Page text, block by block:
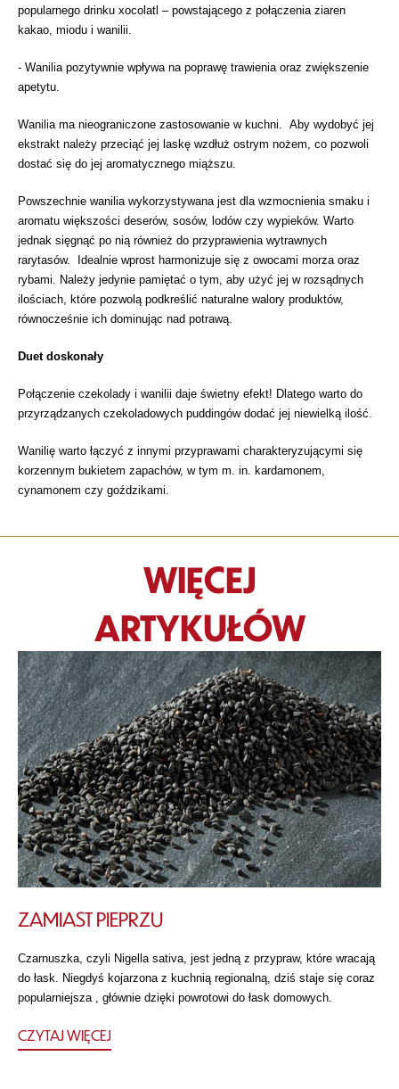
popularnego drinku xocolatl – powstającego z połączenia ziaren
kakao, miodu i wanilii.
- Wanilia pozytywnie wpływa na poprawę trawienia oraz zwiększenie
apetytu.
Wanilia ma nieograniczone zastosowanie w kuchni. Aby wydobyć jej
ekstrakt należy przeciąć jej laskę wzdłuż ostrym nożem, co pozwoli
dostać się do jej aromatycznego miąższu.
Powszechnie wanilia wykorzystywana jest dla wzmocnienia smaku i
aromatu większości deserów, sosów, lodów czy wypieków. Warto
jednak sięgnąć po nią również do przyprawienia wytrawnych
rarytasów. Idealnie wprost harmonizuje się z owocami morza oraz
rybami. Należy jedynie pamiętać o tym, aby użyć jej w rozsądnych
ilościach, które pozwolą podkreślić naturalne walory produktów,
równocześnie ich dominując nad potrawą.
Duet doskonały
Połączenie czekolady i wanilii daje świetny efekt! Dlatego warto do
przyrządzanych czekoladowych puddingów dodać jej niewielką ilość.
Wanilię warto łączyć z innymi przyprawami charakteryzującymi się
korzennym bukietem zapachów, w tym m. in. kardamonem,
cynamonem czy goździkami.
WIĘCEJ
ARTYKUŁÓW
ZAMIAST PIEPRZU
Czarnuszka, czyli Nigella sativa, jest jedną z przypraw, które wracają
do łask. Niegdyś kojarzona z kuchnią regionalną, dziś staje się coraz
popularniejsza , głównie dzięki powrotowi do łask domowych.
CZYTAJ WIĘCEJ